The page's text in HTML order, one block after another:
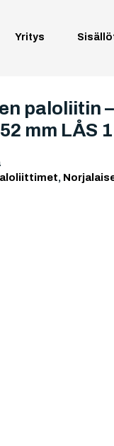
Yritys
paloliitin
mm LÅS 1
,